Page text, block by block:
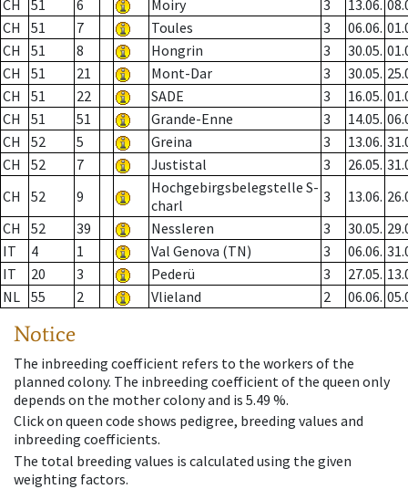
CH 51 6 Moiry 3 13.06.
CH
51 7 Toules 3 06.06.
CH
51 8 Hongrin 3 30.05.
CH
51 21 Mont-Dar 3 30.05.
CH
51 22 SADE 3 16.05.
CH
51 51 Grande-Enne 3 14.05.
CH
52 5 Greina 3 13.06.
CH
52 7 Justistal 3 26.05.
CH
52 9
Hochgebirgsbelegstelle S-
charl
3 13.06.
CH
52 39 Nessleren 3 30.05.
IT
4 1 Val Genova (TN) 3 06.06.
IT
20 3 Pederü 3 27.05.
NL 55 2 Vlieland 2 06.06.
Notice
The inbreeding coefficient refers to the workers of the
planned colony. The inbreeding coefficient of the queen only
depends on the mother colony and is 5.49 %.
Click on queen code shows pedigree, breeding values and
inbreeding coefficients.
The total breeding values is calculated using the given
weighting factors.